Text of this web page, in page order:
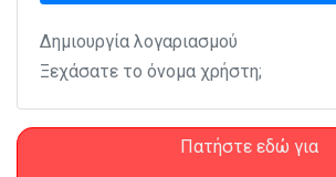
Δημιουργία λογαριασμού
Ξεχάσατε το όνομα χρήστη;
Πατήστε εδώ για